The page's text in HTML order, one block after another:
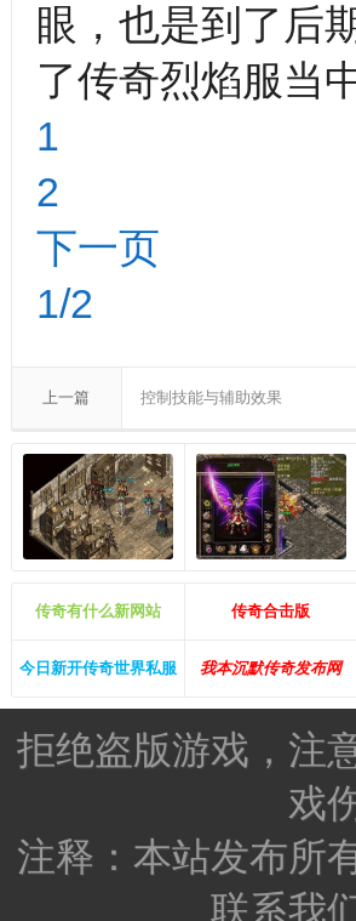
眼，也是到了后
了传奇烈焰服当
1
2
下一页
1/2
上一篇 控制技能与辅助效果
传奇有什么新网站 传奇合击版
今日新开传奇世界私服 我本沉默传奇发布网
拒绝盗版游戏，注
戏
注释：本站发布所
联系我